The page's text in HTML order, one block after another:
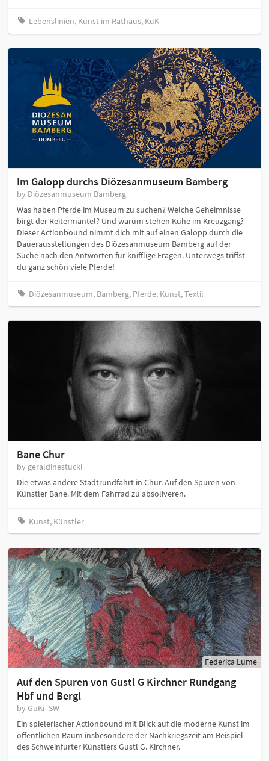
Lebenslinien, Kunst im Rathaus, KuK
Im Galopp durchs Diözesanmuseum Bamberg
by Diözesanmuseum Bamberg
Was haben Pferde im Museum zu suchen? Welche Geheimnisse
birgt der Reitermantel? Und warum stehen Kühe im Kreuzgang?
Dieser Actionbound nimmt dich mit auf einen Galopp durch die
Dauerausstellungen des Diözesanmuseum Bamberg auf der
Suche nach den Antworten für knifflige Fragen. Unterwegs triffst
du ganz schön viele Pferde!
Diözesanmuseum, Bamberg, Pferde, Kunst, Textil
Bane Chur
by geraldinestucki
Die etwas andere Stadtrundfahrt in Chur. Auf den Spuren von
Künstler Bane. Mit dem Fahrrad zu absoliveren.
Kunst, Künstler
Federica Lume
Auf den Spuren von Gustl G Kirchner Rundgang
Hbf und Bergl
by GuKi_SW
Ein spielerischer Actionbound mit Blick auf die moderne Kunst im
öffentlichen Raum insbesondere der Nachkriegszeit am Beispiel
des Schweinfurter Künstlers Gustl G. Kirchner.